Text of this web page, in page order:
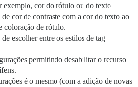
exemplo, cor do rótulo ou do texto
cor de contraste com a cor do texto ao
coloração de rótulo.
escolher entre os estilos de tag
permitindo desabilitar o recurso
é o mesmo (com a adição de novas